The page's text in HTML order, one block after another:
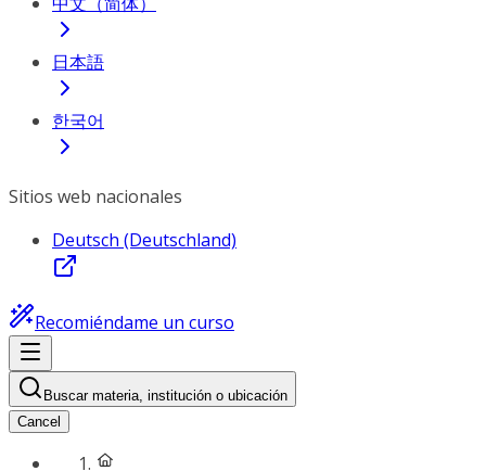
日本語
한국어
Sitios web nacionales
Deutsch (Deutschland)
Recomiéndame un curso
Buscar materia, institución o ubicación
Cancel